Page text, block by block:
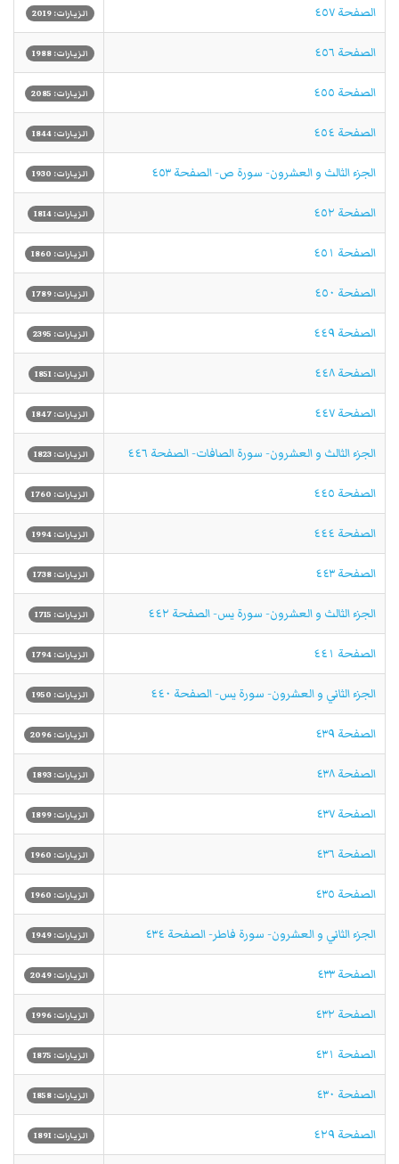
الصفحة ٤٥٧ الزيارات: 2019
الصفحة ٤٥٦ الزيارات: 1988
الصفحة ٤٥٥ الزيارات: 2085
الصفحة ٤٥٤ الزيارات: 1844
الجزء الثالث و العشرون- سورة ص- الصفحة ٤٥٣ الزيارات: 1930
الصفحة ٤٥٢ الزيارات: 1814
الصفحة ٤٥١ الزيارات: 1860
الصفحة ٤٥٠ الزيارات: 1789
الصفحة ٤٤٩ الزيارات: 2395
الصفحة ٤٤٨ الزيارات: 1851
الصفحة ٤٤٧ الزيارات: 1847
الجزء الثالث و العشرون- سورة الصافات- الصفحة ٤٤٦ الزيارات: 1823
الصفحة ٤٤٥ الزيارات: 1760
الصفحة ٤٤٤ الزيارات: 1994
الصفحة ٤٤٣ الزيارات: 1738
الجزء الثالث و العشرون- سورة يس- الصفحة ٤٤٢ الزيارات: 1715
الصفحة ٤٤١ الزيارات: 1794
الجزء الثاني و العشرون- سورة يس- الصفحة ٤٤٠ الزيارات: 1950
الصفحة ٤٣٩ الزيارات: 2096
الصفحة ٤٣٨ الزيارات: 1893
الصفحة ٤٣٧ الزيارات: 1899
الصفحة ٤٣٦ الزيارات: 1960
الصفحة ٤٣٥ الزيارات: 1960
الجزء الثاني و العشرون- سورة فاطر- الصفحة ٤٣٤ الزيارات: 1949
الصفحة ٤٣٣ الزيارات: 2049
الصفحة ٤٣٢ الزيارات: 1996
الصفحة ٤٣١ الزيارات: 1875
الصفحة ٤٣٠ الزيارات: 1858
الصفحة ٤٢٩ الزيارات: 1891